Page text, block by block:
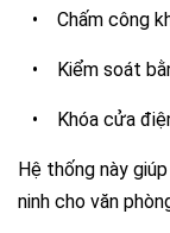
• Chấm công
• Kiểm soát
• Khóa cửa
Hệ thống này
ninh cho văn